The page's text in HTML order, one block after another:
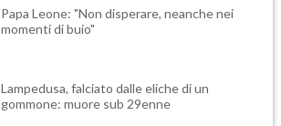
Papa Leone: "Non disperare, neanche nei
momenti di buio"
Lampedusa, falciato dalle eliche di un
gommone: muore sub 29enne